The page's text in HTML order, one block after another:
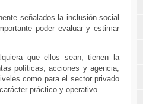
señalados la inclusión social
poder evaluar y estimar
que ellos sean, tienen la
políticas, acciones y agencia,
como para el sector privado
práctico y operativo.